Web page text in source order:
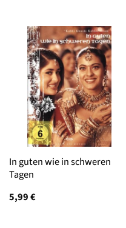
In guten wie in schweren
Tagen
5,99€